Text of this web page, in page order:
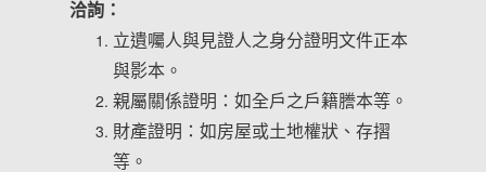
洽詢：
立遺囑人與見證人之身分證明文件正本
與影本。
親屬關係證明：如全戶之戶籍謄本等。
財產證明：如房屋或土地權狀、存摺
等。